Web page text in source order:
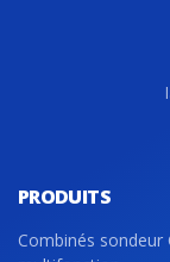
PRODUITS
Combinés sondeur